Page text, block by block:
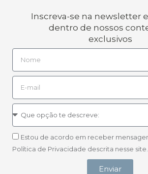
Inscreva-se na newsletter
dentro de nossos
exclusivos
Estou de acordo em receber
Política de Privacidade descrita nesse site.
Enviar